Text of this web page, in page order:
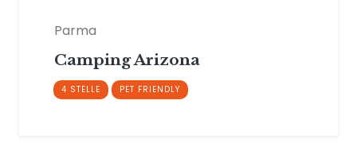
Parma
Camping Arizona
4 STELLE PET FRIENDLY